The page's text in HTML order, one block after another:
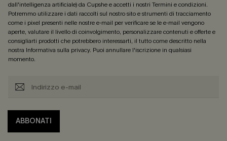
dall'intelligenza artificiale) da Cupshe e accetti i nostri Termini e condizioni.
Potremmo utilizzare i dati raccolti sul nostro sito e strumenti di tracciamento
come i pixel presenti nelle nostre e-mail per verificare se le e-mail vengono
aperte, valutare il livello di coinvolgimento, personalizzare contenuti e offerte e
consigliarti prodotti che potrebbero interessarti, il tutto come descritto nella
nostra Informativa sulla privacy. Puoi annullare l'iscrizione in qualsiasi
momento.
ABBONATI